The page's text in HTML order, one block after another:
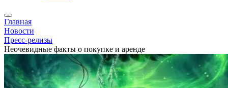
Главная
Новости
Пресс-релизы
Неочевидные факты о покупке и аренде